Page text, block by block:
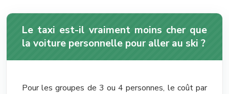
Le taxi est-il vraiment moins cher que
la voiture personnelle pour aller au ski ?
Pour les groupes de 3 ou 4 personnes, le coût par